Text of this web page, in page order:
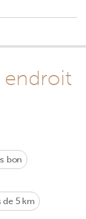
endroit
bon
de 5 km